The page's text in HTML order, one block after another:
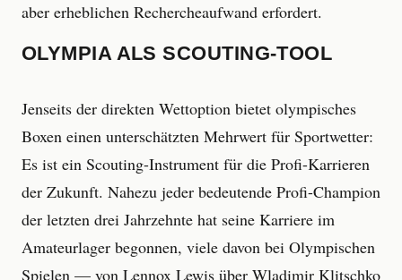
aber erheblichen Rechercheaufwand erfordert.
OLYMPIA ALS SCOUTING-TOOL
Jenseits der direkten Wettoption bietet olympisches
Boxen einen unterschätzten Mehrwert für Sportwetter:
Es ist ein Scouting-Instrument für die Profi-Karrieren
der Zukunft. Nahezu jeder bedeutende Profi-Champion
der letzten drei Jahrzehnte hat seine Karriere im
Amateurlager begonnen, viele davon bei Olympischen
Spielen — von Lennox Lewis über Wladimir Klitschko